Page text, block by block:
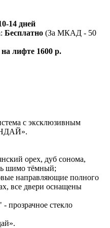
14 дней
Бесплатно (За МКАД - 50
лифте 1600 р.
с эксклюзивным
орех, дуб сонома,
шимо тёмный;
направляющие полного
все двери оснащены
- прозрачное стекло